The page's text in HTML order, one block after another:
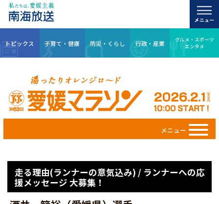
トピックス 子育て・健康 防災・くらし 行政・産業
グルメ・スポーツ
エンタメ
メニュー
走る理由(ランナーの意気込み) / ランナーへの応
援メッセージ 大募集！